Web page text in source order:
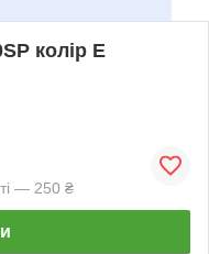
колір E
— 250 ₴